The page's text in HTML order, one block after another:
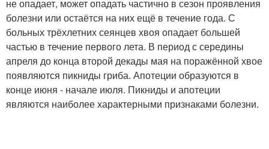
не опадает, может опадать частично в сезон проявления
болезни или остаётся на них ещё в течение года. С
больных трёхлетних сеянцев хвоя опадает большей
частью в течение первого лета. В период с середины
апреля до конца второй декады мая на поражённой хвое
появляются пикниды гриба. Апотеции образуются в
конце июня - начале июля. Пикниды и апотеции
являются наиболее характерными признаками болезни.